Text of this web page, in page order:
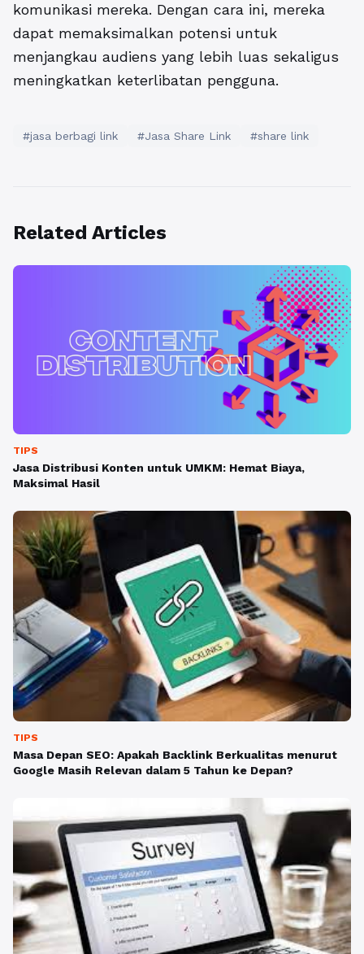
komunikasi mereka. Dengan cara ini, mereka
dapat memaksimalkan potensi untuk
menjangkau audiens yang lebih luas sekaligus
meningkatkan keterlibatan pengguna.
#jasa berbagi link #Jasa Share Link #share link
Related Articles
TIPS
Jasa Distribusi Konten untuk UMKM: Hemat Biaya,
Maksimal Hasil
TIPS
Masa Depan SEO: Apakah Backlink Berkualitas menurut
Google Masih Relevan dalam 5 Tahun ke Depan?